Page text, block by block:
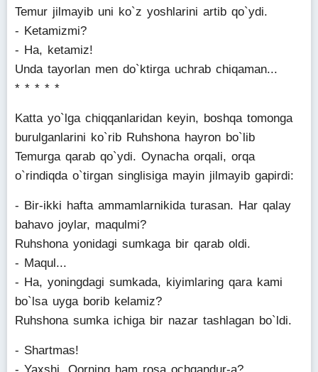
Temur jilmayib uni ko`z yoshlarini artib qo`ydi.
- Ketamizmi?
- Ha, ketamiz!
Unda tayorlan men do`ktirga uchrab chiqaman...
* * * * *
Katta yo`lga chiqqanlaridan keyin, boshqa tomonga
burulganlarini ko`rib Ruhshona hayron bo`lib
Temurga qarab qo`ydi. Oynacha orqali, orqa
o`rindiqda o`tirgan singlisiga mayin jilmayib gapirdi:
- Bir-ikki hafta ammamlarnikida turasan. Har qalay
bahavo joylar, maqulmi?
Ruhshona yonidagi sumkaga bir qarab oldi.
- Maqul...
- Ha, yoningdagi sumkada, kiyimlaring qara kami
bo`lsa uyga borib kelamiz?
Ruhshona sumka ichiga bir nazar tashlagan bo`ldi.
- Shartmas!